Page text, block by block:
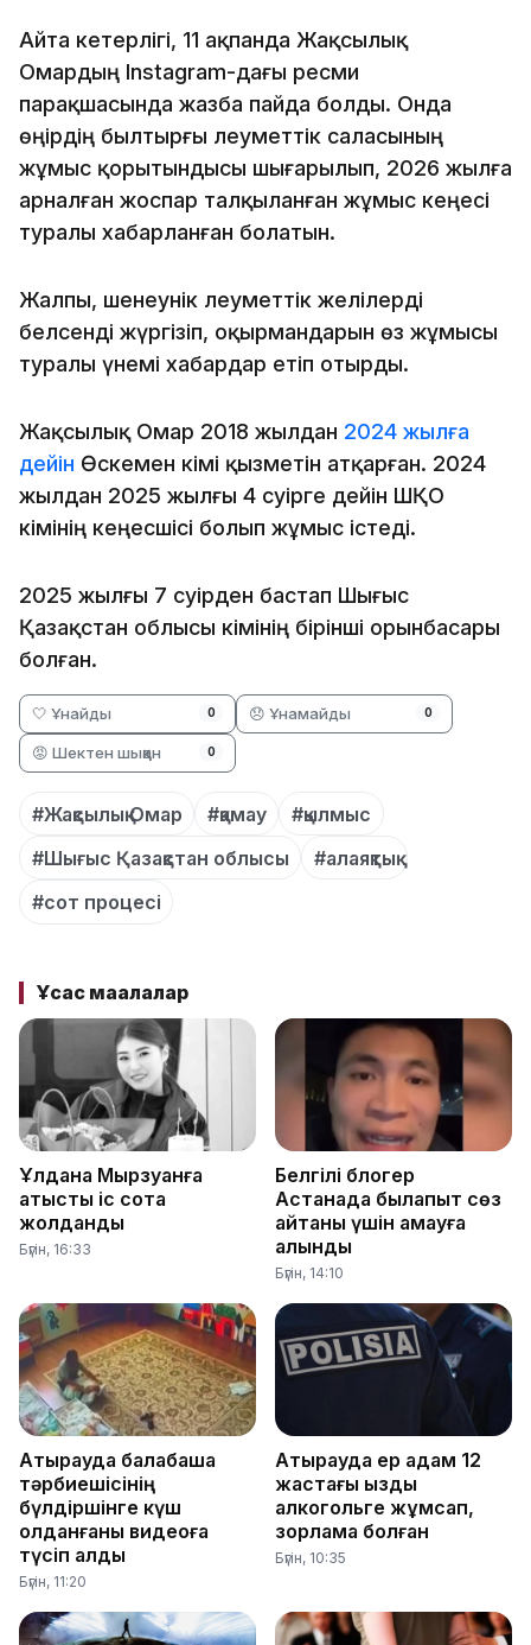
Айта кетерлігі, 11 ақпанда Жақсылық
Омардың Instagram-дағы ресми
парақшасында жазба пайда болды. Онда
өңірдің былтырғы әлеуметтік саласының
жұмыс қорытындысы шығарылып, 2026 жылға
арналған жоспар талқыланған жұмыс кеңесі
туралы хабарланған болатын.
Жалпы, шенеунік әлеуметтік желілерді
белсенді жүргізіп, оқырмандарын өз жұмысы
туралы үнемі хабардар етіп отырды.
Жақсылық Омар 2018 жылдан 2024 жылға
дейін Өскемен әкімі қызметін атқарған. 2024
жылдан 2025 жылғы 4 сәуірге дейін ШҚО
әкімінің кеңесшісі болып жұмыс істеді.
2025 жылғы 7 сәуірден бастап Шығыс
Қазақстан облысы әкімінің бірінші орынбасары
болған.
🤍 Ұнайды 0 😞 Ұнамайды 0
😡 Шектен шыққан 0
#Жақсылық Омар #қамау
#қылмыс
#Шығыс Қазақстан облысы
#алаяқтық
#сот процесі
Ұқсас мақалалар
Ұлдана Мырзуанға
қатысты іс сотқа
жолданды
Бүгін, 16:33
Белгілі блогер
Астанада былапыт сөз
айтқаны үшін қамауға
алынды
Бүгін, 14:10
Атырауда балабақша
тәрбиешісінің
бүлдіршінге күш
қолданғаны видеоға
түсіп қалды
Бүгін, 11:20
Атырауда ер адам 12
жастағы қызды
алкогольге жұмсап,
зорламақ болған
Бүгін, 10:35